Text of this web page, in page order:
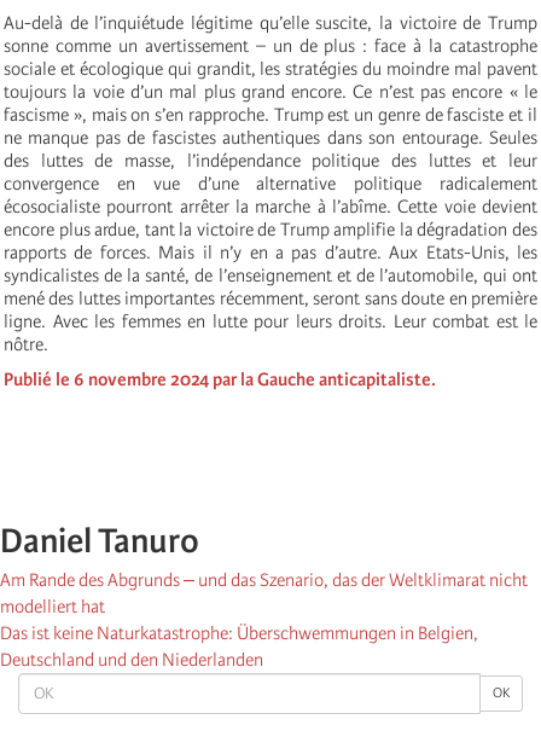
OK OK
Au-delà de l’inquiétude légitime qu’elle suscite, la victoire de Trump
sonne comme un avertissement – un de plus : face à la catastrophe
sociale et écologique qui grandit, les stratégies du moindre mal pavent
toujours la voie d’un mal plus grand encore. Ce n’est pas encore « le
fascisme », mais on s’en rapproche. Trump est un genre de fasciste et il
ne manque pas de fascistes authentiques dans son entourage. Seules
des luttes de masse, l’indépendance politique des luttes et leur
convergence en vue d’une alternative politique radicalement
écosocialiste pourront arrêter la marche à l’abîme. Cette voie devient
encore plus ardue, tant la victoire de Trump amplifie la dégradation des
rapports de forces. Mais il n’y en a pas d’autre. Aux Etats-Unis, les
syndicalistes de la santé, de l’enseignement et de l’automobile, qui ont
mené des luttes importantes récemment, seront sans doute en première
ligne. Avec les femmes en lutte pour leurs droits. Leur combat est le
nôtre.
Publié le 6 novembre 2024 par la Gauche anticapitaliste.
Daniel Tanuro
Am Rande des Abgrunds ‒ und das Szenario, das der Weltklimarat nicht
modelliert hat
Das ist keine Naturkatastrophe: Überschwemmungen in Belgien,
Deutschland und den Niederlanden